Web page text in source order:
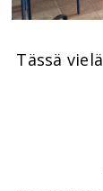
Tässä